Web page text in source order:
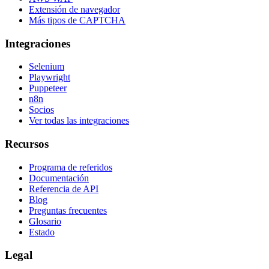
Extensión de navegador
Más tipos de CAPTCHA
Integraciones
Selenium
Playwright
Puppeteer
n8n
Socios
Ver todas las integraciones
Recursos
Programa de referidos
Documentación
Referencia de API
Blog
Preguntas frecuentes
Glosario
Estado
Legal